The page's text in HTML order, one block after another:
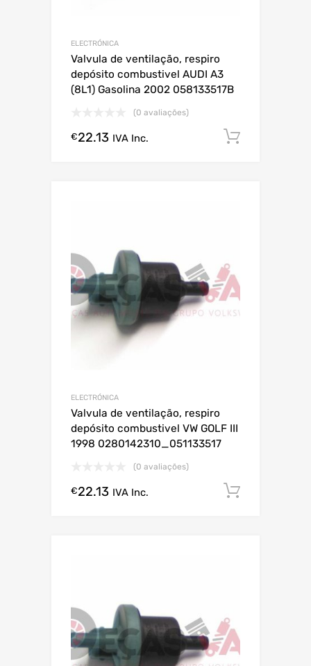
ELECTRÓNICA
Valvula de ventilação, respiro
depósito combustivel AUDI A3
(8L1) Gasolina 2002 058133517B
(0 avaliações)
€22.13 IVA Inc.
ELECTRÓNICA
Valvula de ventilação, respiro
depósito combustivel VW GOLF III
1998 0280142310_051133517
(0 avaliações)
€22.13 IVA Inc.